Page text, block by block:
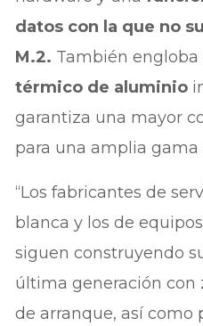
datos con la que no
M.2. También engloba
térmico de aluminio
garantiza una mayor
para una amplia gama
“Los fabricantes de
blanca y los de
siguen construyendo
última generación con
de arranque, así como